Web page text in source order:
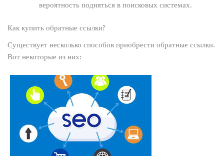
вероятность подняться в поисковых системах.
Как купить обратные ссылки?
Существует несколько способов приобрести обратные ссылки.
Вот некоторые из них: